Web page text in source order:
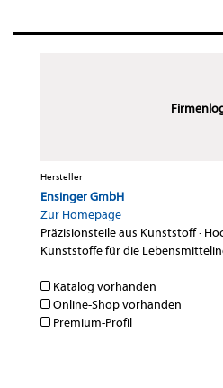
Hersteller
Ensinger GmbH
Zur Homepage
Präzisionsteile aus Kunststoff·
Kunststoffe für die
Katalog vorhanden
Online-Shop vorhanden
Premium-Profil